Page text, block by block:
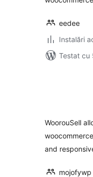
eedee
Instalări
Testat cu
WoorouSell
and
mojofywp